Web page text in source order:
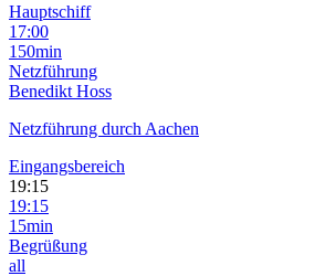
Hauptschiff
17:00
150min
Netzführung
Benedikt Hoss
Netzführung durch Aachen
Eingangsbereich
19:15
19:15
15min
Begrüßung
all